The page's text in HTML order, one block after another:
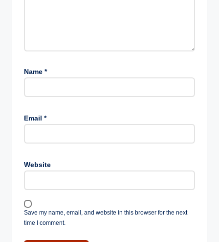
Name *
Email *
Website
Save my name, email, and website in this browser for the next
time I comment.